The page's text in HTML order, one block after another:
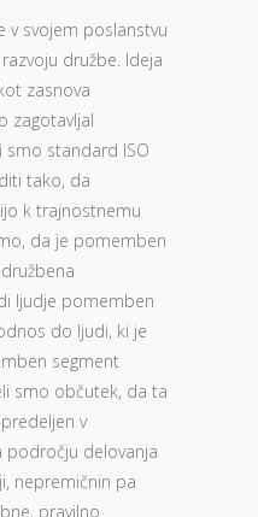
v svojem poslanstvu
družbe. Ideja
zasnova
zagotavljal
smo standard ISO
tako, da
k trajnostnemu
da je pomemben
ljudje pomemben
do ljudi, ki je
segment
smo občutek, da ta
v
področju delovanja
nepremičnin pa
pravilno